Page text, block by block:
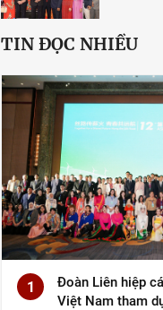
TIN ĐỌC NHIỀU
1
Đoàn Liên hiệp
Việt Nam tham